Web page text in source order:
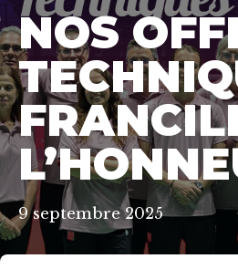
NOS
9 septembre 2025